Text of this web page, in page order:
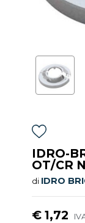
IDRO-
OT/CR
di IDRO
€ 1,72